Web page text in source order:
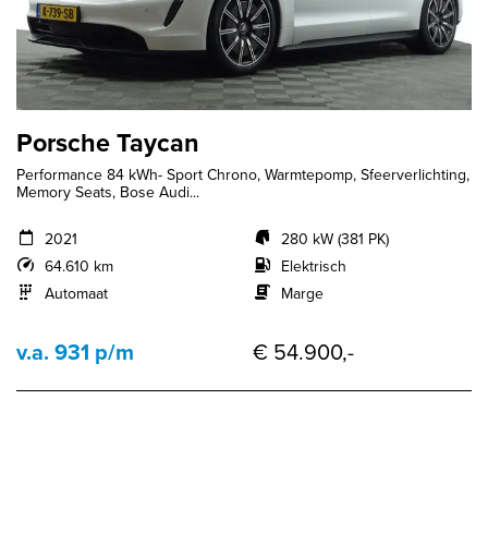
Porsche Taycan
Performance 84 kWh- Sport Chrono, Warmtepomp, Sfeerverlichting,
Memory Seats, Bose Audi...
2021
64.610 km
Automaat
280 kW (381 PK)
Elektrisch
Marge
v.a. 931 p/m € 54.900,-